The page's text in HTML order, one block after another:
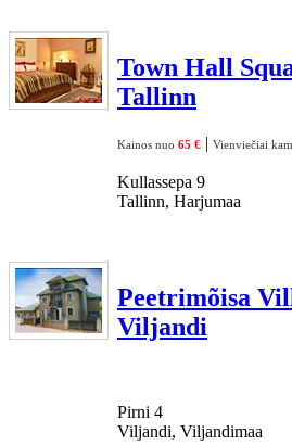
Town Hall
Tallinn
Kainos nuo 65 € | Vienviečiai
Kullassepa 9
Tallinn, Harjumaa
Peetrimõisa
Viljandi
Pirni 4
Viljandi, Viljandimaa